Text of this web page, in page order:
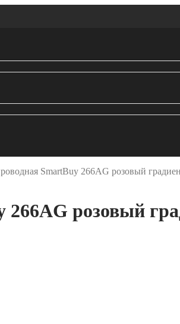
SmartBuy 266AG розовый
розовый